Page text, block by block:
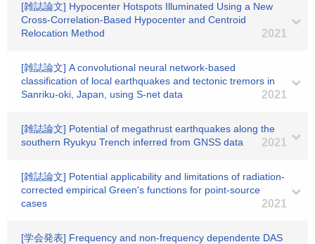
[雑誌論文] Hypocenter Hotspots Illuminated Using a New
Cross‐Correlation‐Based Hypocenter and Centroid
Relocation Method
2021
[雑誌論文] A convolutional neural network-based
classification of local earthquakes and tectonic tremors in
Sanriku-oki, Japan, using S-net data
2021
[雑誌論文] Potential of megathrust earthquakes along the
southern Ryukyu Trench inferred from GNSS data
2021
[雑誌論文] Potential applicability and limitations of radiation-
corrected empirical Green's functions for point-source
cases
2021
[学会発表] Frequency and non-frequency dependente DAS